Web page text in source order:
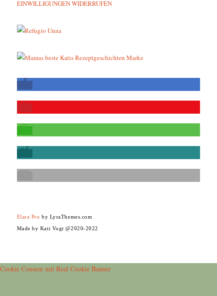
EINWILLIGUNGEN WIDERRUFEN
Elara Pro by LyraThemes.com
Made by Kati Vogt @2020-2022
Cookie Consent mit Real Cookie Banner